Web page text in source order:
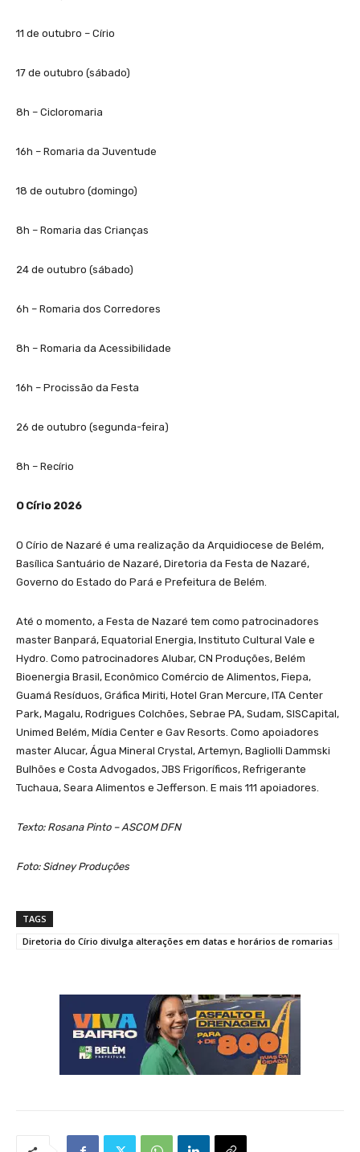
11 de outubro – Círio
17 de outubro (sábado)
8h – Cicloromaria
16h – Romaria da Juventude
18 de outubro (domingo)
8h – Romaria das Crianças
24 de outubro (sábado)
6h – Romaria dos Corredores
8h – Romaria da Acessibilidade
16h – Procissão da Festa
26 de outubro (segunda-feira)
8h – Recírio
O Círio 2026
O Círio de Nazaré é uma realização da Arquidiocese de Belém,
Basílica Santuário de Nazaré, Diretoria da Festa de Nazaré,
Governo do Estado do Pará e Prefeitura de Belém.
Até o momento, a Festa de Nazaré tem como patrocinadores
master Banpará, Equatorial Energia, Instituto Cultural Vale e
Hydro. Como patrocinadores Alubar, CN Produções, Belém
Bioenergia Brasil, Econômico Comércio de Alimentos, Fiepa,
Guamá Resíduos, Gráfica Miriti, Hotel Gran Mercure, ITA Center
Park, Magalu, Rodrigues Colchões, Sebrae PA, Sudam, SISCapital,
Unimed Belém, Mídia Center e Gav Resorts. Como apoiadores
master Alucar, Água Mineral Crystal, Artemyn, Bagliolli Dammski
Bulhões e Costa Advogados, JBS Frigoríficos, Refrigerante
Tuchaua, Seara Alimentos e Jefferson. E mais 111 apoiadores.
Texto: Rosana Pinto – ASCOM DFN
Foto: Sidney Produções
TAGS
Diretoria do Círio divulga alterações em datas e horários de romarias